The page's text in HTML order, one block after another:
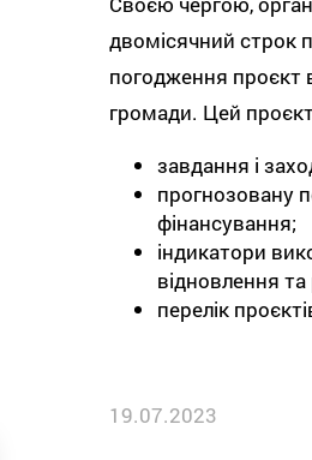
двомісячний строк
погодження проєкт
громади. Цей
завдання і
прогнозовану
фінансування;
індикатори
відновлення та
перелік
19.07.2023